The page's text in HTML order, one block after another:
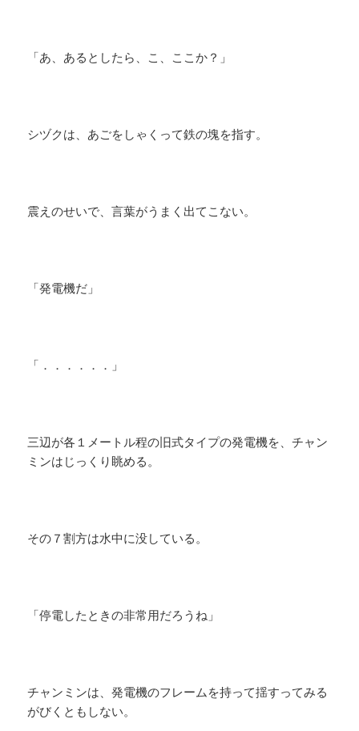
「あ、あるとしたら、こ、ここか？」
シヅクは、あごをしゃくって鉄の塊を指す。
震えのせいで、言葉がうまく出てこない。
「発電機だ」
「．．．．．．」
三辺が各１メートル程の旧式タイプの発電機を、チャン
ミンはじっくり眺める。
​その７割方は水中に没している。
「停電したときの非常用だろうね」
チャンミンは、発電機のフレームを持って揺すってみる
がびくともしない。